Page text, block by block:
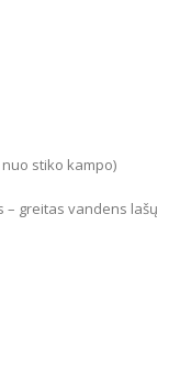
stiko kampo)
– greitas vandens lašų